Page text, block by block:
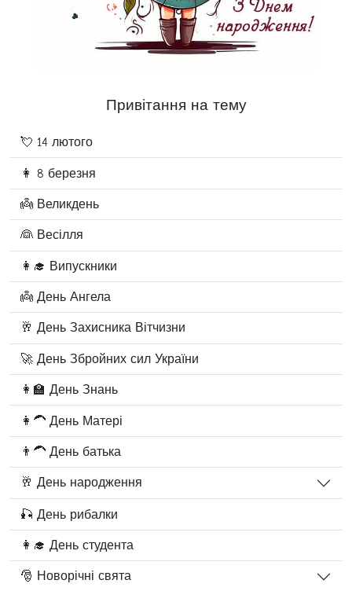
Привітання на тему
💘 14 лютого
👩 8 березня
👼 Великдень
👰 Весілля
👩‍🎓 Випускники
👼 День Ангела
🥂 День Захисника Вітчизни
🚀 День Збройних сил України
👩‍🏫 День Знань
👩‍🦱 День Матері
👨‍🦱 День батька
🥂 День народження
🎣 День рибалки
👩‍🎓 День студента
🎅 Новорічні свята